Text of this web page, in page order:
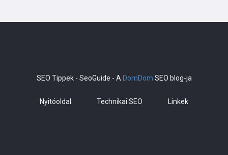
SEO Tippek - SeoGuide - A DomDom SEO blog-ja
Nyitóoldal Technikai SEO Linkek